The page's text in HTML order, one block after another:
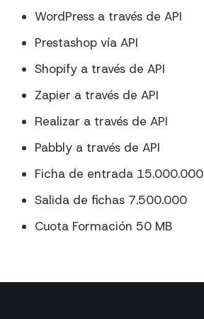
WordPress a través de API
Prestashop vía API
Shopify a través de API
Zapier a través de API
Realizar a través de API
Pabbly a través de API
Ficha de entrada 15.000.000
Salida de fichas 7.500.000
Cuota Formación 50 MB